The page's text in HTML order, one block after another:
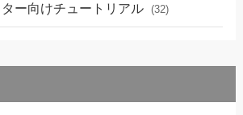
ー向けチュートリアル (32)